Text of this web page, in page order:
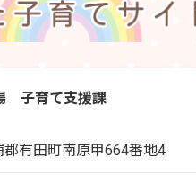
子育て支援課
有田町南原甲664番地4